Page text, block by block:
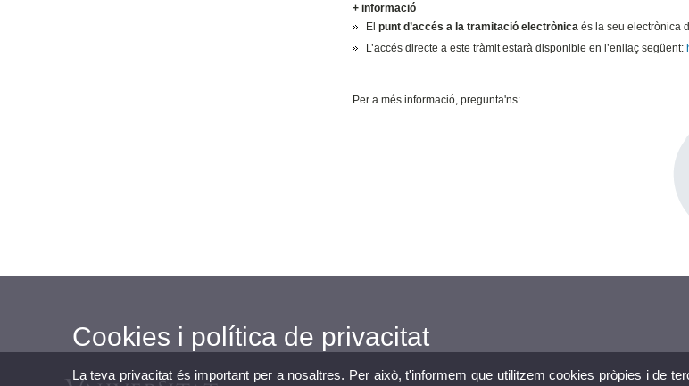
+ informació
El punt d’accés a la tramitació electrònica és la seu electrònica
L’accés directe a este tràmit estarà disponible en l’enllaç següent:
Per a més informació, pregunta'ns:
Cookies i política de privacitat
La teva privacitat és important per a nosaltres. Per això, t'informem que utilitzem cookies pròpies i de